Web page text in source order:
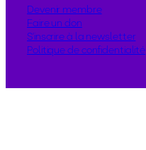
Devenir membre
Faire un don
S’inscrire à la newsletter
Politique de confidentialité